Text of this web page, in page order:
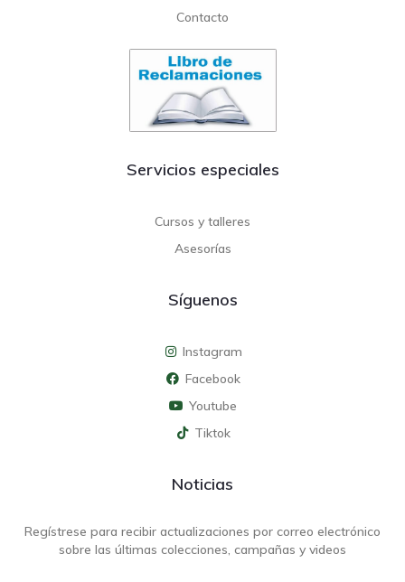
Contacto
Servicios especiales
Cursos y talleres
Asesorías
Síguenos
Instagram
Facebook
Youtube
Tiktok
Noticias
Regístrese para recibir actualizaciones por correo electrónico
sobre las últimas colecciones, campañas y videos